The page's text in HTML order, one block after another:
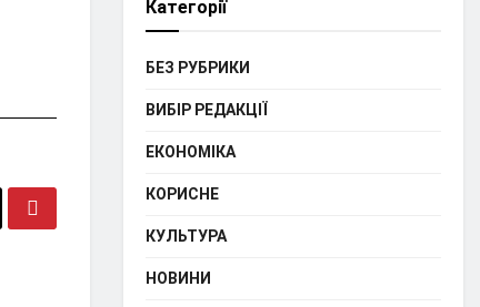
Категорії
БЕЗ РУБРИКИ
ВИБІР РЕДАКЦІЇ
ЕКОНОМІКА
КОРИСНЕ
КУЛЬТУРА
НОВИНИ